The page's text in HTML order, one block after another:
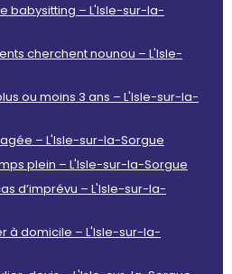
babysitting – L'Isle-sur-la-
cherchent nounou – L'Isle-
ou moins 3 ans – L'Isle-sur-la-
– L'Isle-sur-la-Sorgue
plein – L'Isle-sur-la-Sorgue
d’imprévu – L'Isle-sur-la-
à domicile – L'Isle-sur-la-